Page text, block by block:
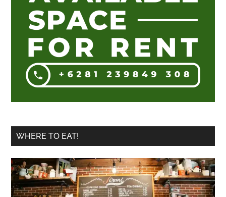
WHERE TO EAT!